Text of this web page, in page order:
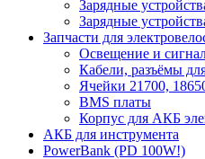
Зарядные
Зарядные
Запчасти для
Освещение и
Кабели, разъёмы
Ячейки 21700,
BMS платы
Корпус для АКБ
АКБ для инструмента
PowerBank (PD 100W!)